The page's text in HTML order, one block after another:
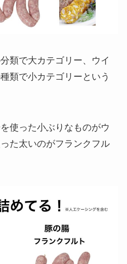
類で大カテゴリー、ウイ
類で小カテゴリーという
使った小ぶりなものがウ
た太いのがフランクフル